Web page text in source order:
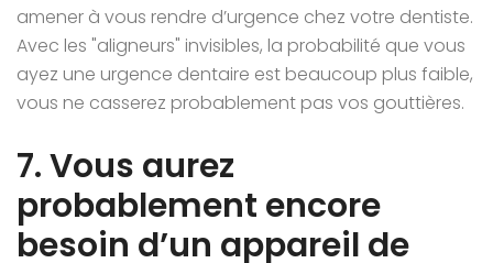
amener à vous rendre d’urgence chez votre dentiste.
Avec les "aligneurs" invisibles, la probabilité que vous
ayez une urgence dentaire est beaucoup plus faible,
vous ne casserez probablement pas vos gouttières.
7. Vous aurez
probablement encore
besoin d’un appareil de